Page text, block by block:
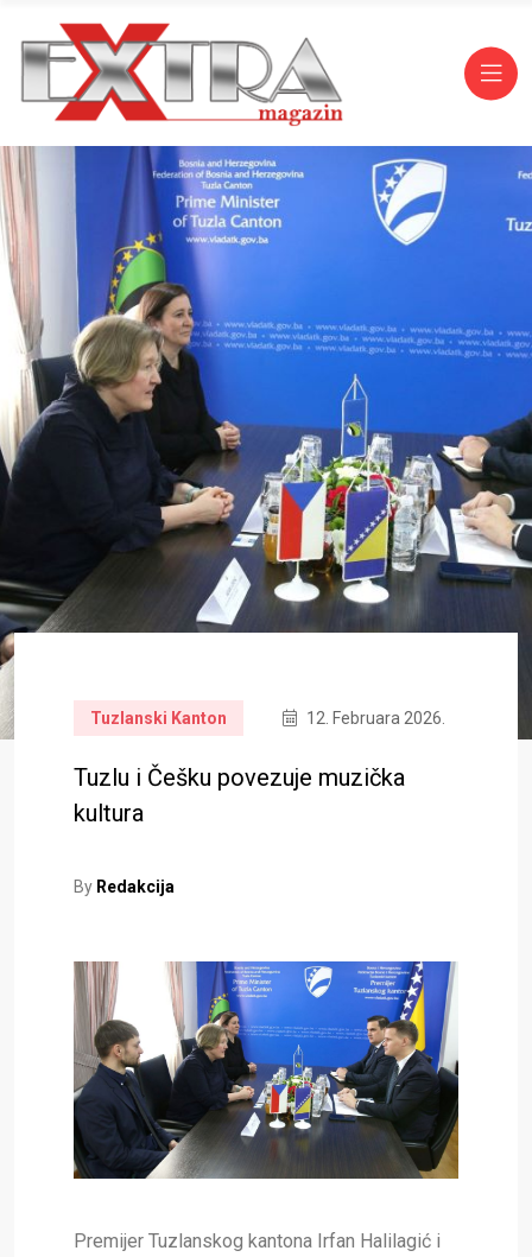
Tuzlanski Kanton 12. Februara 2026.
Tuzlu i Češku povezuje muzička
kultura
By Redakcija
Premijer Tuzlanskog kantona Irfan Halilagić i